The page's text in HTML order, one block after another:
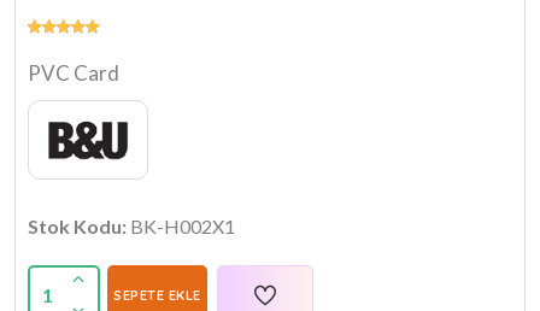
PVC Card
Stok Kodu: BK-H002X1
1 SEPETE EKLE